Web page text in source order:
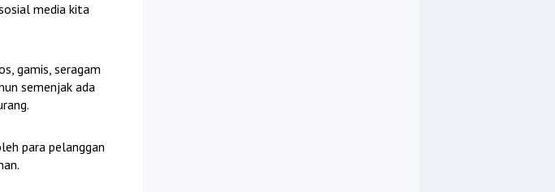
media kita
gamis, seragam
semenjak ada
para pelanggan